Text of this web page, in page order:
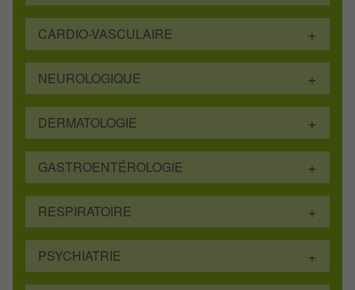
CARDIO-VASCULAIRE
NEUROLOGIQUE
DERMATOLOGIE
GASTROENTÉROLOGIE
RESPIRATOIRE
PSYCHIATRIE